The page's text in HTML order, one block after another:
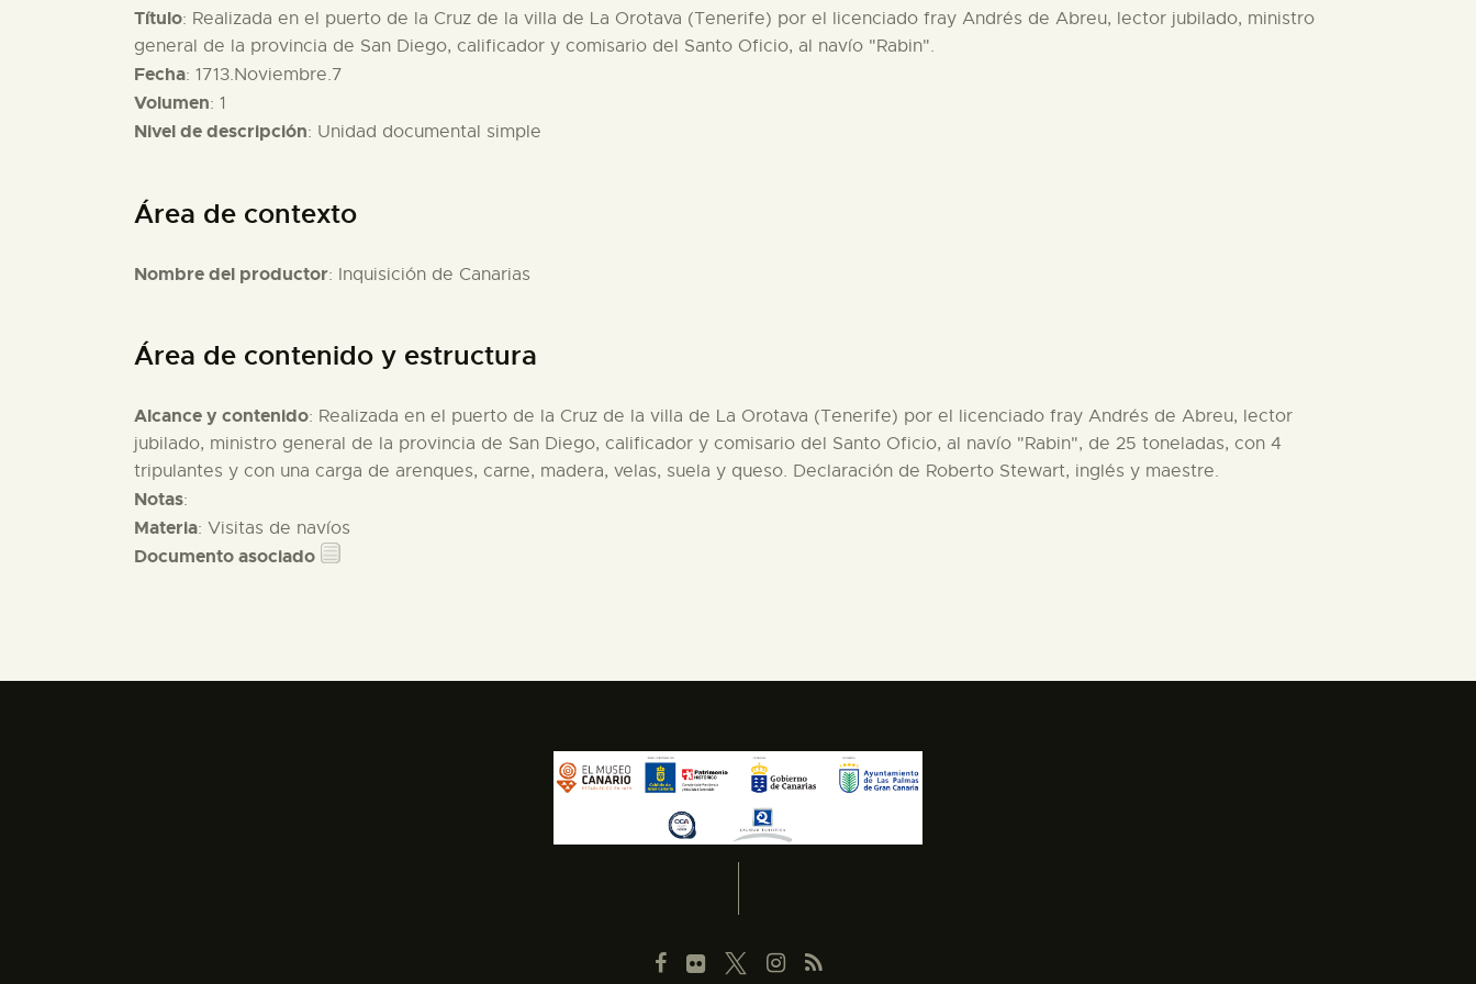
Título: Realizada en el puerto de la Cruz de la villa de La Orotava (Tenerife) por el licenciado fray Andrés de Abreu, lector jubilado, ministro
general de la provincia de San Diego, calificador y comisario del Santo Oficio, al navío "Rabin".
Fecha: 1713.Noviembre.7
Volumen: 1
Nivel de descripción: Unidad documental simple
Área de contexto
Nombre del productor: Inquisición de Canarias
Área de contenido y estructura
Alcance y contenido: Realizada en el puerto de la Cruz de la villa de La Orotava (Tenerife) por el licenciado fray Andrés de Abreu, lector
jubilado, ministro general de la provincia de San Diego, calificador y comisario del Santo Oficio, al navío "Rabin", de 25 toneladas, con 4
tripulantes y con una carga de arenques, carne, madera, velas, suela y queso. Declaración de Roberto Stewart, inglés y maestre.
Notas:
Materia: Visitas de navíos
Documento asociado